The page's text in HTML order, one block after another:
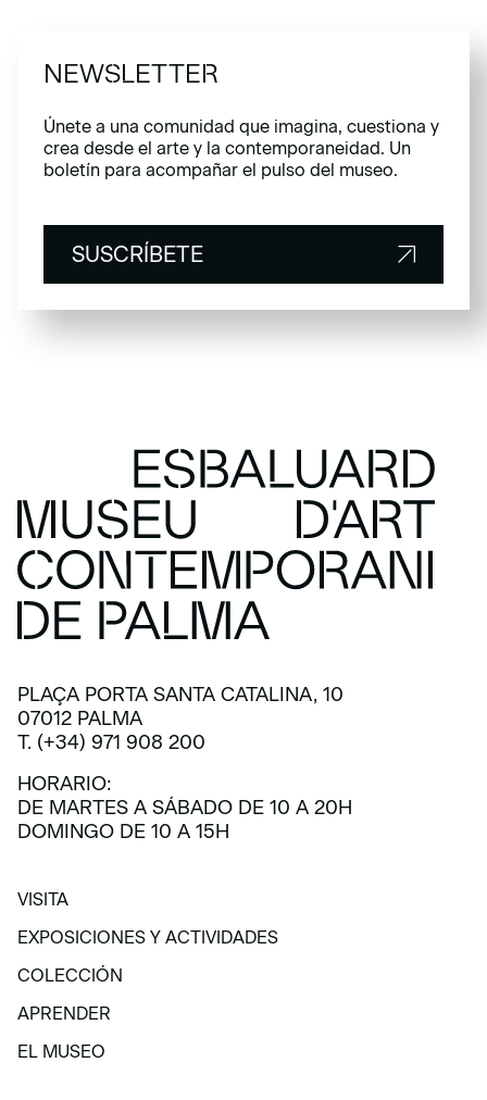
NEWSLETTER
Únete a una comunidad que imagina, cuestiona y
crea desde el arte y la contemporaneidad. Un
boletín para acompañar el pulso del museo.
SUSCRÍBETE
SUSCRÍBETE
PLAÇA PORTA SANTA CATALINA, 10
07012 PALMA
T. (+34) 971 908 200
HORARIO:
DE MARTES A SÁBADO DE 10 A 20H
DOMINGO DE 10 A 15H
VISITA
VISITA
EXPOSICIONES Y ACTIVIDADES
EXPOSICIONES Y ACTIVIDADES
COLECCIÓN
COLECCIÓN
APRENDER
APRENDER
EL MUSEO